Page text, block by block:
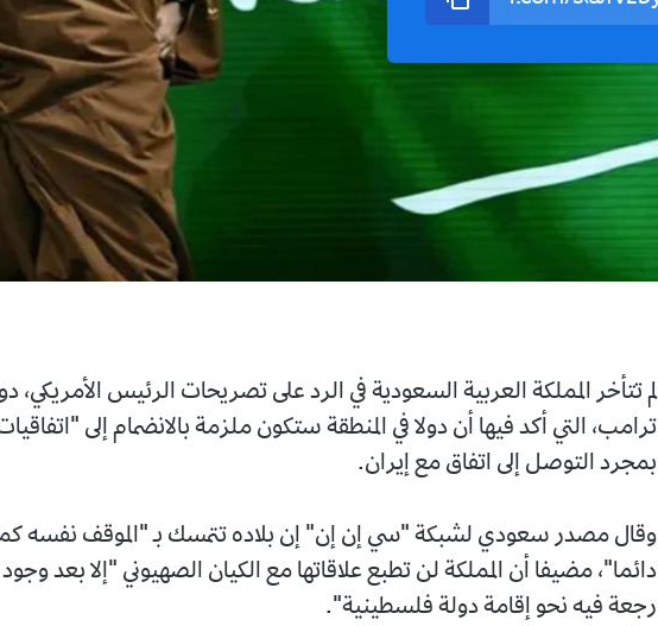
لم تتأخر المملكة العربية السعودية في الرد على تصريحات الرئيس الأمريكي،
ترامب، التي أكد فيها أن دولا في المنطقة ستكون ملزمة بالانضمام إلى
بمجرد التوصل إلى اتفاق مع إيران.
وقال مصدر سعودي لشبكة "سي إن إن" إن بلاده تتمسك بـ "الموقف نفسه
دائما"، مضيفا أن المملكة لن تطبع علاقاتها مع الكيان الصهيوني "إلا بعد
رجعة فيه نحو إقامة دولة فلسطينية".